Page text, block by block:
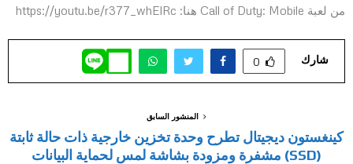
من لعبة Call of Duty: Mobile هنا: https://youtu.be/r377_whElRc
شارك 0
المنشور السابق
كينغستون ديجيتال تطرح وحدة تخزين خارجية ذات حالة ثابتة
(SSD) مشفرة ومزودة بشاشة لمس لحماية البيانات